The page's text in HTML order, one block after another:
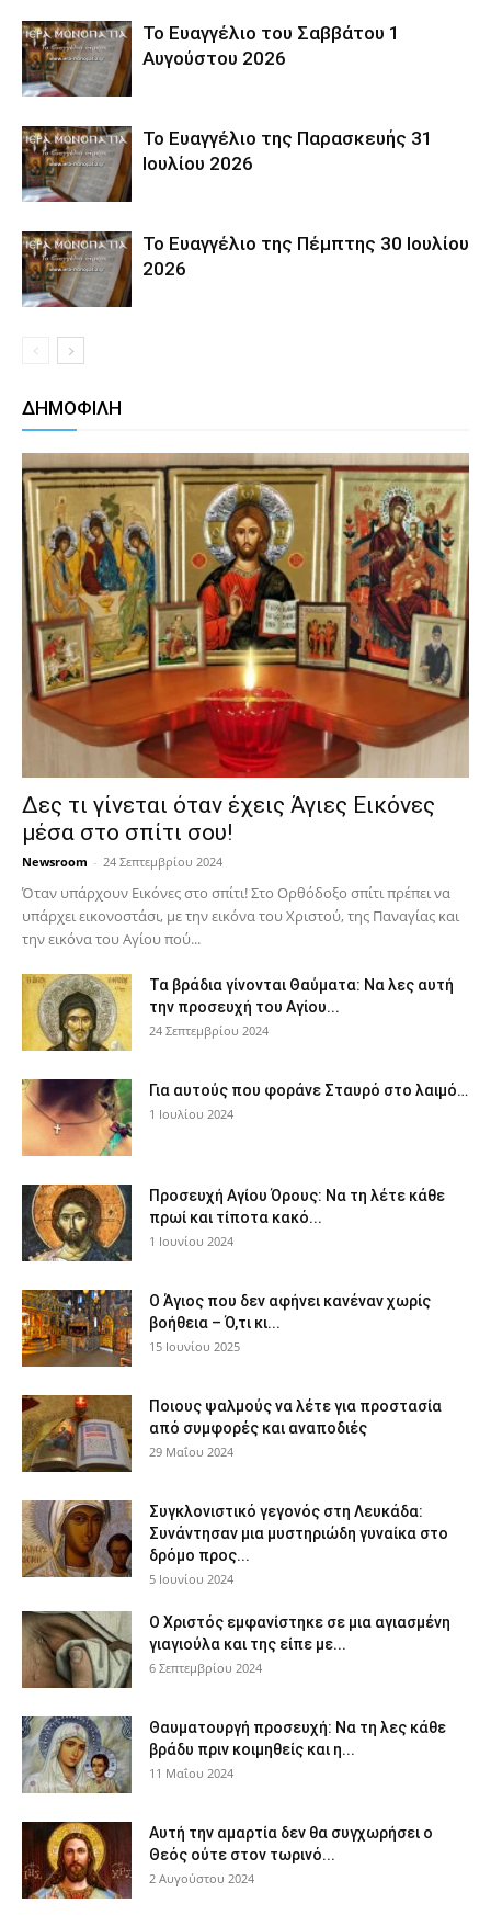
Το Ευαγγέλιο του Σαββάτου 1
Αυγούστου 2026
Το Ευαγγέλιο της Παρασκευής 31
Ιουλίου 2026
Το Ευαγγέλιο της Πέμπτης 30 Ιουλίου
2026
ΔΗΜΟΦΙΛΗ
Δες τι γίνεται όταν έχεις Άγιες Εικόνες
μέσα στο σπίτι σου!
Newsroom - 24 Σεπτεμβρίου 2024
Όταν υπάρχουν Εικόνες στο σπίτι! Στο Ορθόδοξο σπίτι πρέπει να
υπάρχει εικονοστάσι, με την εικόνα του Χριστού, της Παν­αγίας και
την εικόνα του Αγίου πού...
Τα βράδια γίνονται Θαύματα: Να λες αυτή
την προσευχή του Αγίου...
24 Σεπτεμβρίου 2024
Για αυτούς που φοράνε Σταυρό στο λαιμό…
1 Ιουλίου 2024
Προσευχή Αγίου Όρους: Να τη λέτε κάθε
πρωί και τίποτα κακό...
1 Ιουνίου 2024
Ο Άγιος που δεν αφήνει κανέναν χωρίς
βοήθεια – Ό,τι κι...
15 Ιουνίου 2025
Ποιους ψαλμούς να λέτε για προστασία
από συμφορές και αναποδιές
29 Μαΐου 2024
Συγκλονιστικό γεγονός στη Λευκάδα:
Συνάντησαν μια μυστηριώδη γυναίκα στο
δρόμο προς...
5 Ιουνίου 2024
Ο Χριστός εμφανίστηκε σε μια αγιασμένη
γιαγιούλα και της είπε με...
6 Σεπτεμβρίου 2024
Θαυματουργή προσευχή: Να τη λες κάθε
βράδυ πριν κοιμηθείς και η...
11 Μαΐου 2024
Αυτή την αμαρτία δεν θα συγχωρήσει ο
Θεός ούτε στον τωρινό...
2 Αυγούστου 2024